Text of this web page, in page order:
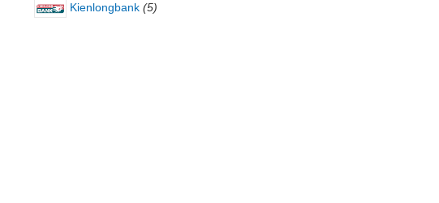
Kienlongbank (5)